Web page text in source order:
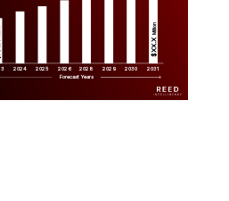
2024 2025 2026 2028 2029 2030 2031
$XX.X
Million
Forecast Years